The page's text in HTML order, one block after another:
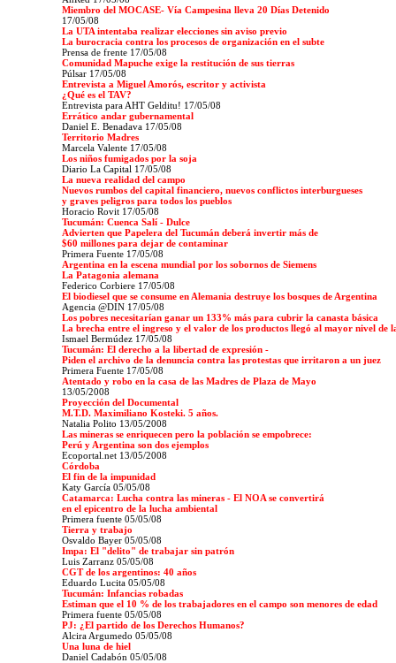
Miembro del MOCASE- Vía Campesina lleva 20 Días Detenido
17/05/08
La UTA intentaba realizar elecciones sin aviso previo
La burocracia contra los procesos de organización en el subte
Prensa de frente 17/05/08
Comunidad Mapuche exige la restitución de sus tierras
Púlsar 17/05/08
Entrevista a Miguel Amorós, escritor y activista
¿Qué es el TAV?
Entrevista para AHT Gelditu! 17/05/08
Errático andar gubernamental
Daniel E. Benadava 17/05/08
Territorio Madres
Marcela Valente 17/05/08
Los niños fumigados por la soja
Diario La Capital 17/05/08
La nueva realidad del campo
Nuevos rumbos del capital financiero, nuevos conflictos interburgueses
y graves peligros para todos los pueblos
Horacio Rovit 17/05/08
Tucumán: Cuenca Salí - Dulce
Advierten que Papelera del Tucumán deberá invertir más de
$60 millones para dejar de contaminar
Primera Fuente 17/05/08
Argentina en la escena mundial por los sobornos de Siemens
La Patagonia alemana
Federico Corbiere 17/05/08
El biodiesel que se consume en Alemania destruye los bosques de Argentina
Agencia @DIN 17/05/08
Los pobres necesitarían ganar un 133% más para cubrir la canasta básica
La brecha entre el ingreso y el valor de los productos llegó al mayor nivel de
Ismael Bermúdez 17/05/08
Tucumán: El derecho a la libertad de expresión -
Piden el archivo de la denuncia contra las protestas que irritaron a un juez
Primera Fuente 17/05/08
Atentado y robo en la casa de las Madres de Plaza de Mayo
13/05/2008
Proyección del Documental
M.T.D. Maximiliano Kosteki. 5 años.
Natalia Polito 13/05/2008
Las mineras se enriquecen pero la población se empobrece:
Perú y Argentina son dos ejemplos
Ecoportal.net 13/05/2008
Córdoba
El fin de la impunidad
Katy García 05/05/08
Catamarca: Lucha contra las mineras - El NOA se convertirá
en el epicentro de la lucha ambiental
Primera fuente 05/05/08
Tierra y trabajo
Osvaldo Bayer 05/05/08
Impa: El "delito" de trabajar sin patrón
Luis Zarranz 05/05/08
CGT de los argentinos: 40 años
Eduardo Lucita 05/05/08
Tucumán: Infancias robadas
Estiman que el 10 % de los trabajadores en el campo son menores de edad
Primera fuente 05/05/08
PJ: ¿El partido de los Derechos Humanos?
Alcira Argumedo 05/05/08
Una luna de hiel
Daniel Cadabón 05/05/08